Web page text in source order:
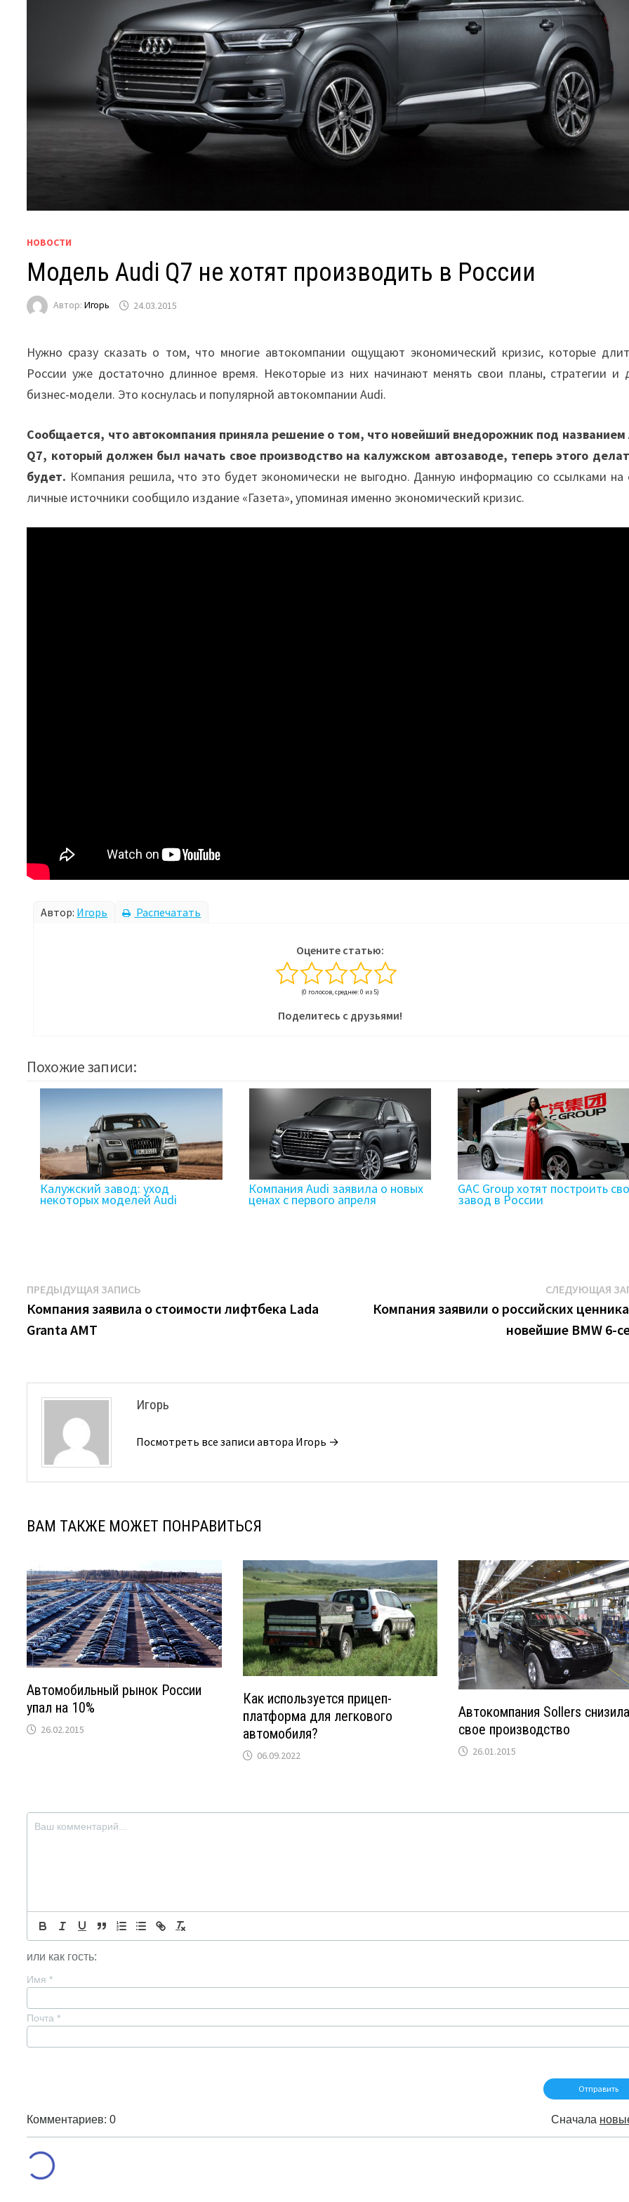
НОВОСТИ
Модель Audi Q7 не хотят производить в России
Автор:Игорь 24.03.2015
Нужно сразу сказать о том, что многие автокомпании ощущают экономический кризис, которые
России уже достаточно длинное время. Некоторые из них начинают менять свои планы, стратегии и
бизнес-модели. Это коснулась и популярной автокомпании Audi.
Сообщается, что автокомпания приняла решение о том, что новейший внедорожник под названием
Q7, который должен был начать свое производство на калужском автозаводе, теперь этого
будет. Компания решила, что это будет экономически не выгодно. Данную информацию со ссылками на
личные источники сообщило издание «Газета», упоминая именно экономический кризис.
Автор: Игорь Распечатать
Оцените статью:
(0 голосов, среднее: 0 из 5)
Поделитесь с друзьями!
Похожие записи:
Калужский завод: уход
некоторых моделей Audi
Компания Audi заявила о новых
ценах с первого апреля
GAC Group хотят построить
завод в России
Навигация
по
ПРЕДЫДУЩАЯ ЗАПИСЬ
запись:
Компания заявила о стоимости лифтбека Lada
Granta AMT
СЛЕДУЮЩАЯ
Компания заявили о российских
новейшие BMW 6-
Игорь
Посмотреть все записи автора Игорь →
ВАМ ТАКЖЕ МОЖЕТ ПОНРАВИТЬСЯ
Автомобильный рынок России
упал на 10%
26.02.2015
Как используется прицеп-
платформа для легкового
автомобиля?
06.09.2022
Автокомпания Sollers
свое производство
26.01.2015
или как гость:
Имя *
Почта *
Комментариев: 0 Сначала